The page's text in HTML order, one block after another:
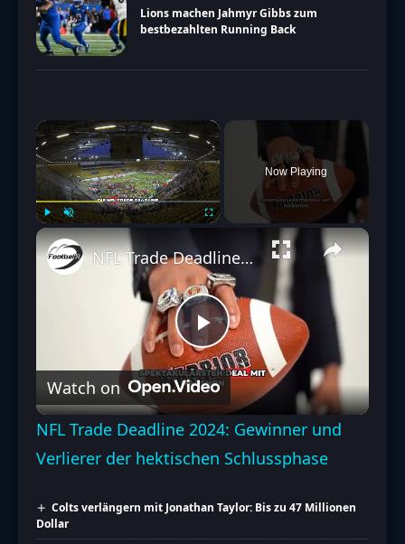
Lions machen Jahmyr Gibbs zum
bestbezahlten Running Back
×
Play Unmute
Now Playing
Play
Video
NFL Trade Deadline 2024: Gewinner und Verlierer der hektischen Schlussphase
Watch on
NFL Trade Deadline 2024: Gewinner und
Verlierer der hektischen Schlussphase
Colts verlängern mit Jonathan Taylor: Bis zu 47 Millionen
Dollar